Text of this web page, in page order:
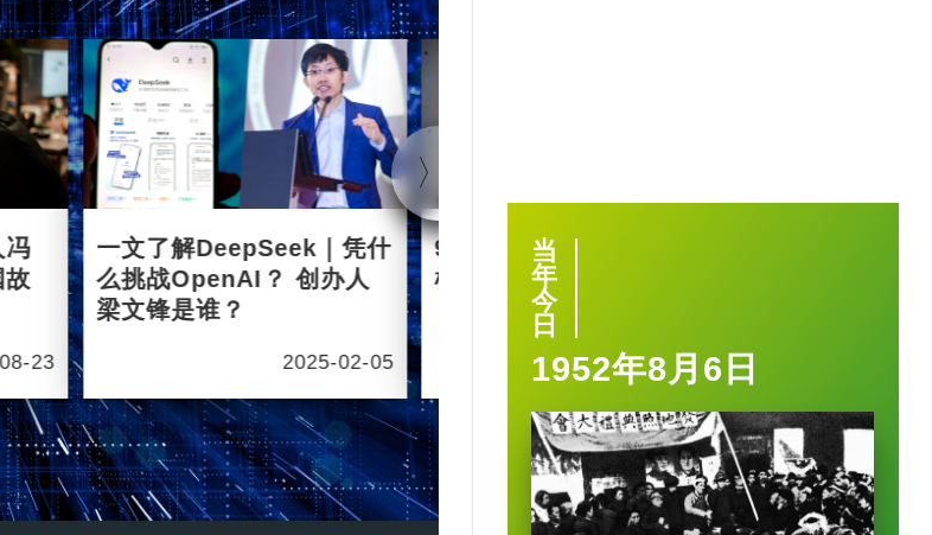
冯
故
23
一文了解DeepSeek｜凭什
么挑战OpenAI？ 创办人
梁文锋是谁？
2025-02-05
90后王兴兴 “英语学渣”是
机械人天才
2025-03-17
当
年
今
日
1952年8月6日